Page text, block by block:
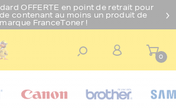
OFFERTE en point de retrait pour
contenant au moins un produit de
marque FranceToner !
0